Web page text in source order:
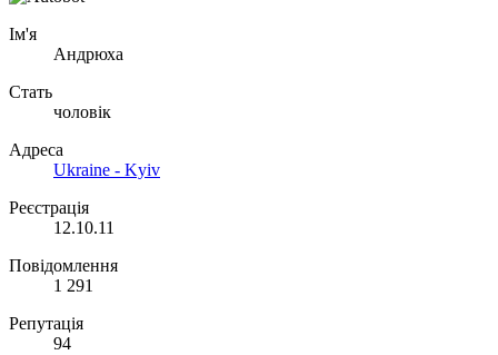
Ім'я
Андрюха
Стать
чоловік
Адреса
Ukraine - Kyiv
Реєстрація
12.10.11
Повідомлення
1 291
Репутація
94